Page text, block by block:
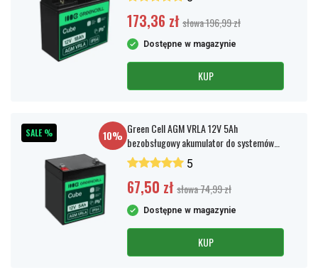
173,36 zł słowa 196,99 zł
Dostępne w magazynie
KUP
SALE % 10% Green Cell AGM VRLA 12V 5Ah
bezobsługowy akumulator do systemów
alarmowych, kas fiskalnych, zabawek
5
67,50 zł słowa 74,99 zł
Dostępne w magazynie
KUP